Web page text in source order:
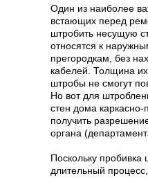
Один из наиболее
встающих перед
штробить несущую
относятся к
прегородкам, без
кабелей. Толщина
штробы не смогут
Но вот для
стен дома каркасно-
получить
органа
Поскольку пробивка
длительный